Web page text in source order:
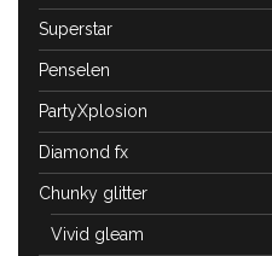
Superstar
Penselen
PartyXplosion
Diamond fx
Chunky glitter
Vivid gleam